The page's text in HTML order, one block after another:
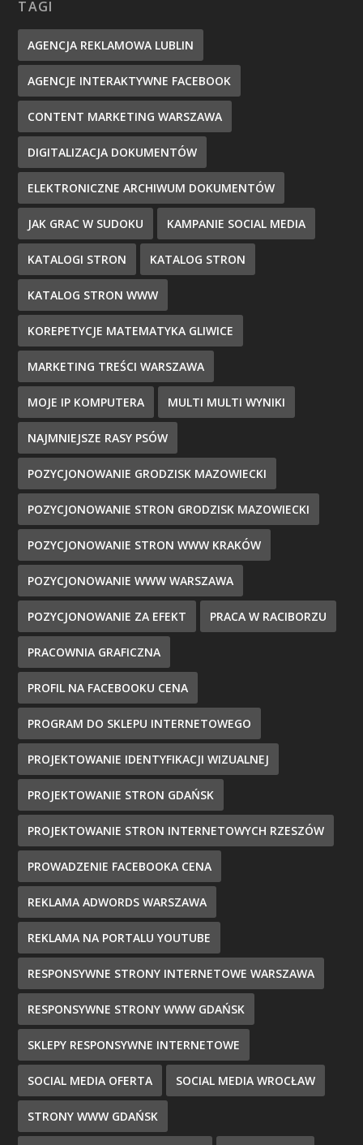
TAGI
AGENCJA REKLAMOWA LUBLIN
AGENCJE INTERAKTYWNE FACEBOOK
CONTENT MARKETING WARSZAWA
DIGITALIZACJA DOKUMENTÓW
ELEKTRONICZNE ARCHIWUM DOKUMENTÓW
JAK GRAC W SUDOKU KAMPANIE SOCIAL MEDIA
KATALOGI STRON KATALOG STRON
KATALOG STRON WWW
KOREPETYCJE MATEMATYKA GLIWICE
MARKETING TREŚCI WARSZAWA
MOJE IP KOMPUTERA MULTI MULTI WYNIKI
NAJMNIEJSZE RASY PSÓW
POZYCJONOWANIE GRODZISK MAZOWIECKI
POZYCJONOWANIE STRON GRODZISK MAZOWIECKI
POZYCJONOWANIE STRON WWW KRAKÓW
POZYCJONOWANIE WWW WARSZAWA
POZYCJONOWANIE ZA EFEKT PRACA W RACIBORZU
PRACOWNIA GRAFICZNA
PROFIL NA FACEBOOKU CENA
PROGRAM DO SKLEPU INTERNETOWEGO
PROJEKTOWANIE IDENTYFIKACJI WIZUALNEJ
PROJEKTOWANIE STRON GDAŃSK
PROJEKTOWANIE STRON INTERNETOWYCH RZESZÓW
PROWADZENIE FACEBOOKA CENA
REKLAMA ADWORDS WARSZAWA
REKLAMA NA PORTALU YOUTUBE
RESPONSYWNE STRONY INTERNETOWE WARSZAWA
RESPONSYWNE STRONY WWW GDAŃSK
SKLEPY RESPONSYWNE INTERNETOWE
SOCIAL MEDIA OFERTA SOCIAL MEDIA WROCŁAW
STRONY WWW GDAŃSK